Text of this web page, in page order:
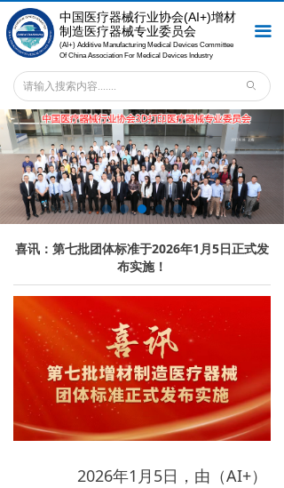
中国医疗器械行业协会(AI+)增材
制造医疗器械专业委员会
(AI+) Additive Manufacturing Medical Devices Committee
Of China Association For Medical Devices Industry
끀
首页
关于专委会
会员之窗
新闻中心
专委会服务
法规标准
专委会刊物
联系我们
ꄙ
2026年1月5日，由（AI+）
喜讯：第七批团体标准于2026年1月5日正式发
布实施！